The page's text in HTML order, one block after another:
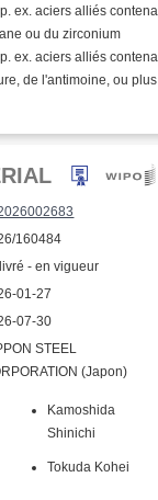
ex. aciers alliés
ou du zirconium
ex. aciers alliés
de l'antimoine, ou plus
160484
- en vigueur
01-27
07-30
STEEL
(Japon)
Kamoshida
Shinichi
Tokuda Kohei